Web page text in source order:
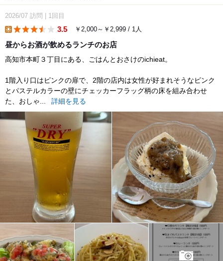
2026/07 訪問 1回目
3.5 ￥2,000～￥2,999 / 1人
昼からお酒が飲めるランチのお店
高知市本町３丁目にある、ごはんとおさけのichieat。
1階入り口はピンクの扉で、2階の店内は女性が好まれそうなピンク
とパステルカラーの壁にチェッカーフラッグ柄の床を組み合わせ
た、おしゃ...
詳細を見る